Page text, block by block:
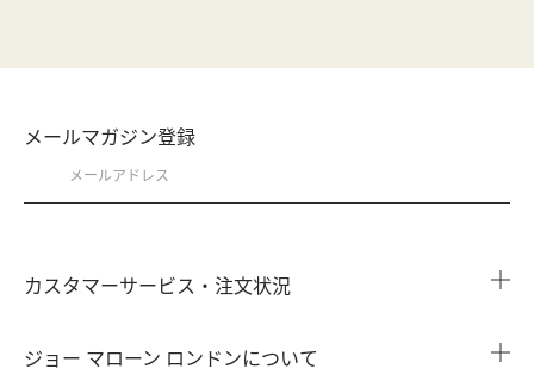
メールマガジン登録
カスタマーサービス・注文状況
ジョー マローン ロンドンについて